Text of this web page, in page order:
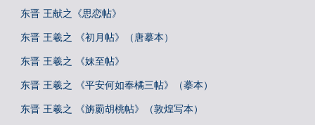
东晋 王献之《思恋帖》
东晋 王羲之 《初月帖》（唐摹本）
东晋 王羲之 《妹至帖》
东晋 王羲之 《平安何如奉橘三帖》（摹本）
东晋 王羲之 《旃罽胡桃帖》（敦煌写本）